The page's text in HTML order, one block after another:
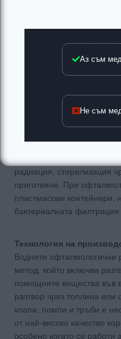
да се редуцира най-
бактериално
използвана при
Стерилизация
радиация, стерилизация
приготвяне. При
пластмасови контейнери,
бактериалната
Технология на
Водните офталмологични
метод, който включва
помощните вещества във
разтвор чрез топлина
клапи, помпи и тръби е
от най-високо качество
особено когато се работи
Аз съм
Не съм